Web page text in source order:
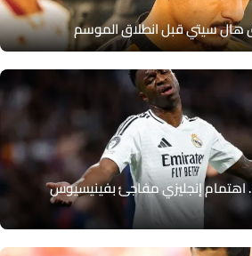
سيتي قبل انطلاق الموسم
إنجليزي مفاجئ بفينيسيوس